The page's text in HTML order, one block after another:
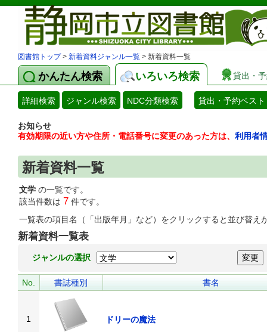
図書館トップ> 新着資料ジャンル一覧 > 新着資料一覧
かんたん検索 いろいろ検索 貸出・
詳細検索 ジャンル検索 NDC分類検索 貸出・予約ベスト
お知らせ
有効期限の近い方や住所・電話番号に変更のあった方は、 利用者
新着資料一覧
文学 の一覧です。
該当件数は 7 件です。
一覧表の項目名（「出版年月」など）をクリックすると並び替え
新着資料一覧表
ジャンルの選択
No. 書誌種別 書名
1
ドリーの魔法